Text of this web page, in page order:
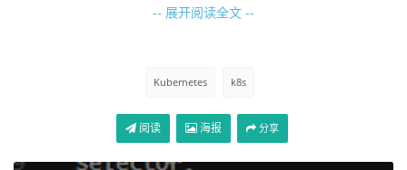
delete   #通过文件名、标准输入、资源名或者 label 删除
apply    #通过文件或标准输入创建/更新资源，相当于crea
-- 展开阅读全文 --
Kubernetes k8s
阅读 海报 分享